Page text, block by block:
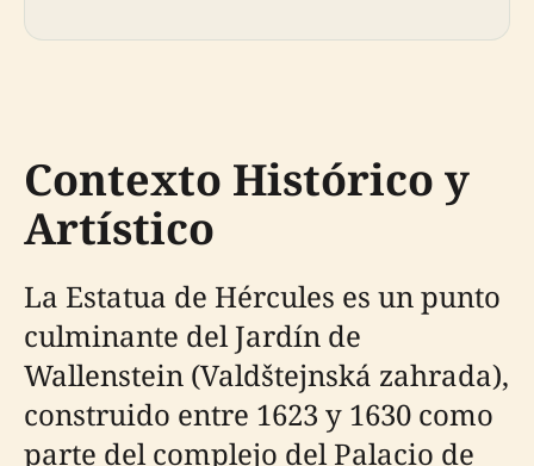
Contexto Histórico y
Artístico
La Estatua de Hércules es un punto
culminante del Jardín de
Wallenstein (Valdštejnská zahrada),
construido entre 1623 y 1630 como
parte del complejo del Palacio de